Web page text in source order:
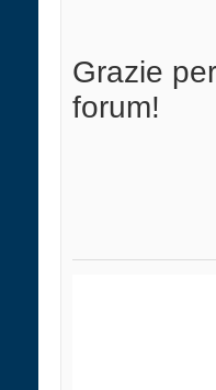
Grazie
forum!